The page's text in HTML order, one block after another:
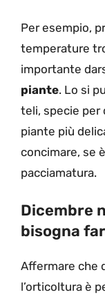
Per esempio,
temperature
importante
piante. Lo si
teli, specie per
piante più
concimare, se
pacciamatura.
Dicembre
bisogna
Affermare che
l’orticoltura è